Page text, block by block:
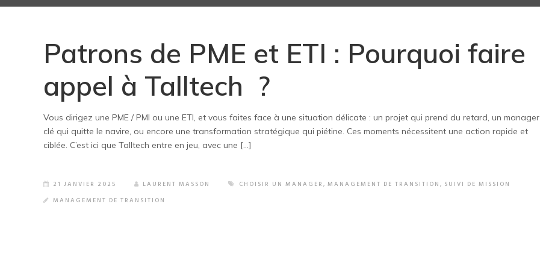
Patrons de PME et ETI : Pourquoi faire
appel à Talltech ?
Vous dirigez une PME / PMI ou une ETI, et vous faites face à une situation délicate : un projet qui prend du retard, un manager
clé qui quitte le navire, ou encore une transformation stratégique qui piétine. Ces moments nécessitent une action rapide et
ciblée. C’est ici que Talltech entre en jeu, avec une […]
21 JANVIER 2025 LAURENT MASSON CHOISIR UN MANAGER, MANAGEMENT DE TRANSITION, SUIVI DE MISSION
MANAGEMENT DE TRANSITION